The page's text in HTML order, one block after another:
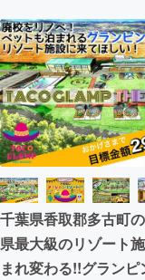
テクノロ
映像・映
ビジネ
まちづく
CAMPFIRE
千葉県香取郡多古町
県最大級のリゾート
まれ変わる!!グランピ